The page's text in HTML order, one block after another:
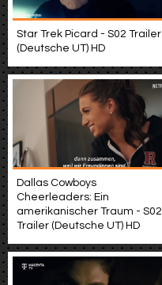
Star Trek Picard - S02 Trailer
(Deutsche UT) HD
Dallas Cowboys
Cheerleaders: Ein
amerikanischer Traum - S02
Trailer (Deutsche UT) HD